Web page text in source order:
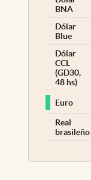
BNA
Dólar
Blue
Dólar
CCL
(GD30,
48 hs)
Euro
Real
brasileño